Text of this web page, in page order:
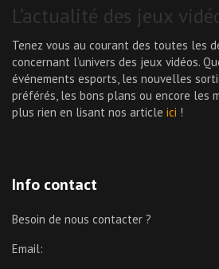
L’actualité des jeux
Tenez vous au courant des toutes les
concernant l’univers des jeux vidéos.
événements esports, les nouvelles
préférés, les bons plans ou encore les
plus rien en lisant nos article ici !
Info contact
Besoin de nous contacter ?
Email: